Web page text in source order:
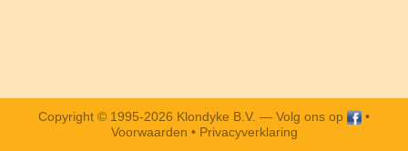
Copyright © 1995-2026 Klondyke B.V. — Volg ons op
•
Voorwaarden • Privacyverklaring